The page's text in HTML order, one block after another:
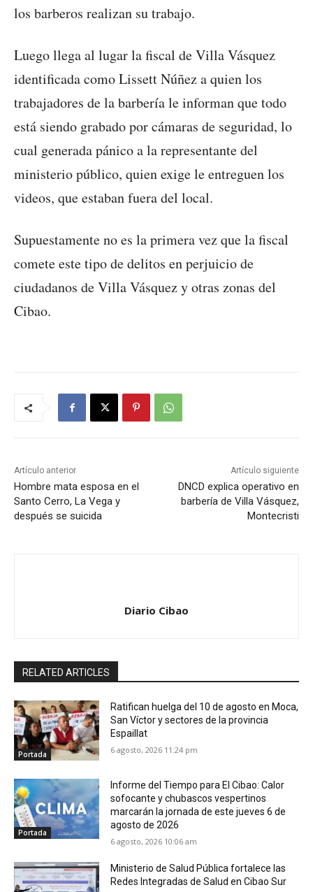
los barberos realizan su trabajo.
Luego llega al lugar la fiscal de Villa Vásquez
identificada como Lissett Núñez a quien los
trabajadores de la barbería le informan que todo
está siendo grabado por cámaras de seguridad, lo
cual generada pánico a la representante del
ministerio público, quien exige le entreguen los
videos, que estaban fuera del local.
Supuestamente no es la primera vez que la fiscal
comete este tipo de delitos en perjuicio de
ciudadanos de Villa Vásquez y otras zonas del
Cibao.
Artículo anterior
Hombre mata esposa en el
Santo Cerro, La Vega y
después se suicida
Artículo siguiente
DNCD explica operativo en
barbería de Villa Vásquez,
Montecristi
Diario Cibao
RELATED ARTICLES
Portada
Ratifican huelga del 10 de agosto en Moca,
San Víctor y sectores de la provincia
Espaillat
6 agosto, 2026 11:24 pm
Portada
Informe del Tiempo para El Cibao: Calor
sofocante y chubascos vespertinos
marcarán la jornada de este jueves 6 de
agosto de 2026
6 agosto, 2026 10:06 am
Ministerio de Salud Pública fortalece las
Redes Integradas de Salud en Cibao Sur